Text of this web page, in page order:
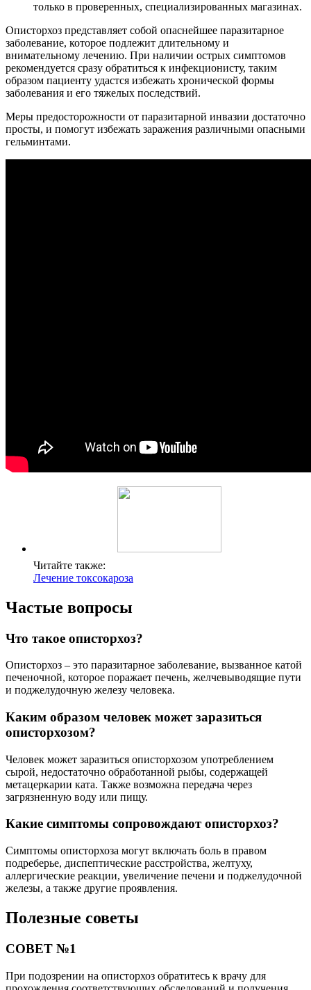
только в проверенных, специализированных магазинах.
Описторхоз представляет собой опаснейшее паразитарное
заболевание, которое подлежит длительному и
внимательному лечению. При наличии острых симптомов
рекомендуется сразу обратиться к инфекционисту, таким
образом пациенту удастся избежать хронической формы
заболевания и его тяжелых последствий.
Меры предосторожности от паразитарной инвазии достаточно
просты, и помогут избежать заражения различными опасными
гельминтами.
Читайте также:
Лечение токсокароза
Частые вопросы
Что такое описторхоз?
Описторхоз – это паразитарное заболевание, вызванное катой
печеночной, которое поражает печень, желчевыводящие пути
и поджелудочную железу человека.
Каким образом человек может заразиться
описторхозом?
Человек может заразиться описторхозом употреблением
сырой, недостаточно обработанной рыбы, содержащей
метацеркарии ката. Также возможна передача через
загрязненную воду или пищу.
Какие симптомы сопровождают описторхоз?
Симптомы описторхоза могут включать боль в правом
подреберье, диспептические расстройства, желтуху,
аллергические реакции, увеличение печени и поджелудочной
железы, а также другие проявления.
Полезные советы
СОВЕТ №1
При подозрении на описторхоз обратитесь к врачу для